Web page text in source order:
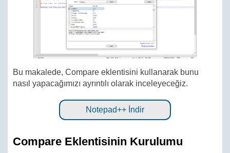
Bu makalede, Compare eklentisini kullanarak bunu
nasıl yapacağımızı ayrıntılı olarak inceleyeceğiz.
Notepad++ İndir
Compare Eklentisinin Kurulumu